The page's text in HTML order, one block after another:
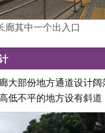
廊其中一个出入口
大部份地方通道设计
低不平的地方设有斜